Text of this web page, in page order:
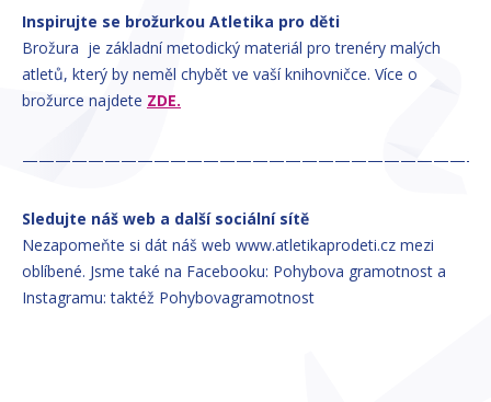
Inspirujte se brožurkou Atletika pro děti
Brožura je základní metodický materiál pro trenéry malých
atletů, který by neměl chybět ve vaší knihovničce. Více o
brožurce najdete ZDE.
————————————————————————————-
Sledujte náš web a další sociální sítě
Nezapomeňte si dát náš web www.atletikaprodeti.cz mezi
oblíbené. Jsme také na Facebooku: Pohybova gramotnost a
Instagramu: taktéž Pohybovagramotnost